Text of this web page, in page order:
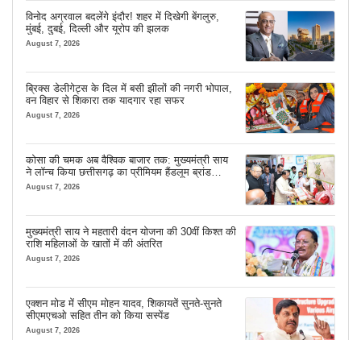
विनोद अग्रवाल बदलेंगे इंदौर! शहर में दिखेगी बेंगलुरु,
मुंबई, दुबई, दिल्ली और यूरोप की झलक
August 7, 2026
ब्रिक्स डेलीगेट्स के दिल में बसी झीलों की नगरी भोपाल,
वन विहार से शिकारा तक यादगार रहा सफर
August 7, 2026
कोसा की चमक अब वैश्विक बाजार तक: मुख्यमंत्री साय
ने लॉन्च किया छत्तीसगढ़ का प्रीमियम हैंडलूम ब्रांड
‘कोशल फैब’
August 7, 2026
मुख्यमंत्री साय ने महतारी वंदन योजना की 30वीं किश्त की
राशि महिलाओं के खातों में की अंतरित
August 7, 2026
एक्शन मोड में सीएम मोहन यादव, शिकायतें सुनते-सुनते
सीएमएचओ सहित तीन को किया सस्पेंड
August 7, 2026